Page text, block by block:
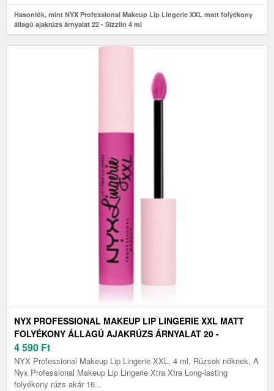
Hasonlók, mint NYX Professional Makeup Lip Lingerie XXL matt folyékony
állagú ajakrúzs árnyalat 22 - Sizzlin 4 ml
NYX PROFESSIONAL MAKEUP LIP LINGERIE XXL MATT
FOLYÉKONY ÁLLAGÚ AJAKRÚZS ÁRNYALAT 20 -
KNOCKOUT 4 ML
4 590 Ft
NYX Professional Makeup Lip Lingerie XXL, 4 ml, Rúzsok nőknek, A
Nyx Professional Makeup Lip Lingerie Xtra Xtra Long-lasting
folyékony rúzs akár 16...